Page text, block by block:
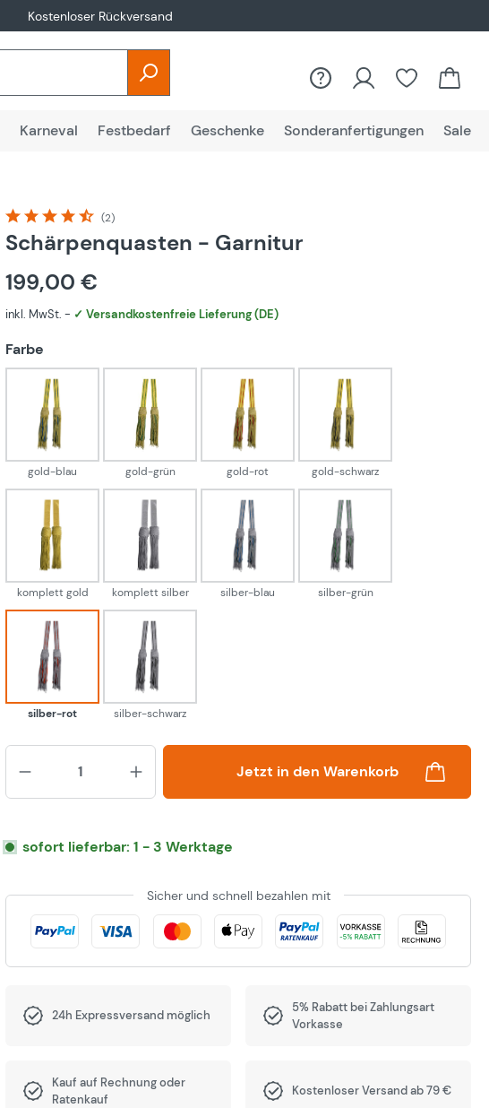
Kostenloser Rückversand
Karneval Festbedarf Geschenke Sonderanfertigungen Sale
Durchschnittliche Bewertung von 4.5 von 5 Sternen
(2)
Schärpenquasten - Garnitur
199,00 €
inkl. MwSt. - ✓ Versandkostenfreie Lieferung (DE)
Farbe
gold-blau
gold-blau
gold-grün
gold-grün
gold-rot
gold-rot
gold-schwarz
gold-schwarz
komplett gold
komplett gold
komplett silber
komplett silber
silber-blau
silber-blau
silber-grün
silber-grün
silber-rot
silber-rot
silber-schwarz
silber-schwarz
Produkt Anzahl: Gib den
Jetzt in den Warenkorb
sofort lieferbar: 1 - 3 Werktage
Sicher und schnell bezahlen mit
24h Expressversand möglich
5% Rabatt bei Zahlungsart
Vorkasse
Kauf auf Rechnung oder
Ratenkauf
Kostenloser Versand ab 79 €